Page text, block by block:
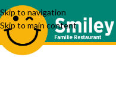
Skip to navigation
Skip to main content